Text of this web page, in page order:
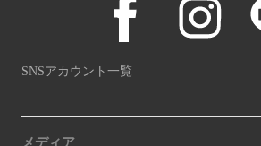
SNSアカウント一覧
メディア